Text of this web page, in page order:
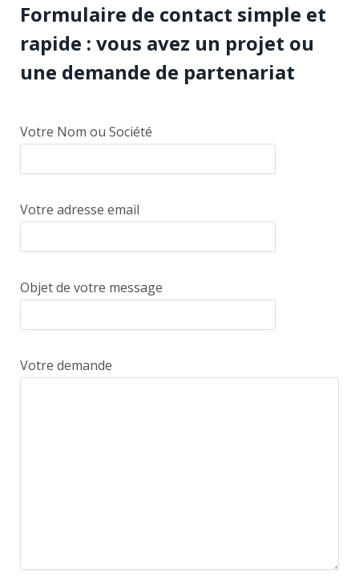
Formulaire de contact simple et
rapide : vous avez un projet ou
une demande de partenariat
Votre Nom ou Société
Votre adresse email
Objet de votre message
Votre demande